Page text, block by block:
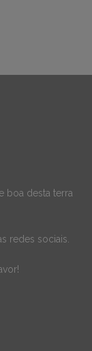
boa desta terra
redes sociais.